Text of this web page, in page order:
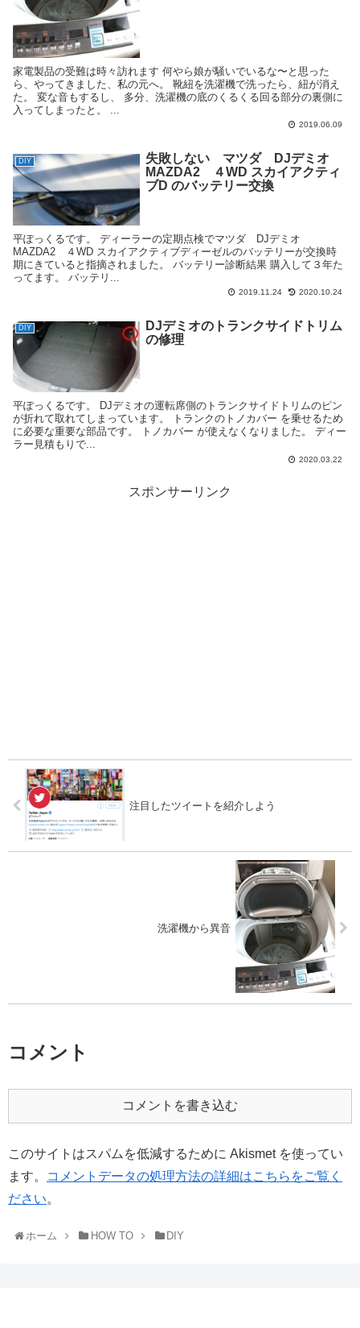
家電製品の受難は時々訪れます 何やら娘が騒いでいるな〜と思った
ら、やってきました、私の元へ。 靴紐を洗濯機で洗ったら、紐が消え
た。 変な音もするし、 多分、洗濯機の底のくるくる回る部分の裏側に
入ってしまったと。 ...
2019.06.09
DIY
失敗しない マツダ DJデミオ
MAZDA2 ４WD スカイアクティ
ブD のバッテリー交換
平ぽっくるです。 ディーラーの定期点検でマツダ DJデミオ
MAZDA2 ４WD スカイアクティブディーゼルのバッテリーが交換時
期にきていると指摘されました。 バッテリー診断結果 購入して３年た
ってます。 バッテリ...
2019.11.24 2020.10.24
DIY
DJデミオのトランクサイドトリム
の修理
平ぽっくるです。 DJデミオの運転席側のトランクサイドトリムのピン
が折れて取れてしまっています。 トランクのトノカバー を乗せるため
に必要な重要な部品です。 トノカバー が使えなくなりました。 ディー
ラー見積もりで...
2020.03.22
スポンサーリンク
注目したツイートを紹介しよう
洗濯機から異音
コメント
コメントを書き込む
このサイトはスパムを低減するために Akismet を使ってい
ます。
コメントデータの処理方法の詳細はこちらをご覧く
ださい。
ホーム HOW TO DIY